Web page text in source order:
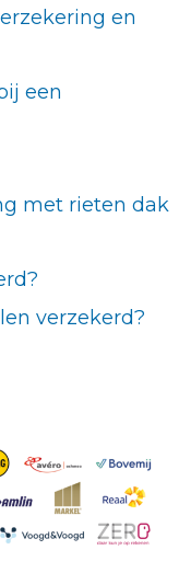
en
een
met rieten dak
verzekerd?